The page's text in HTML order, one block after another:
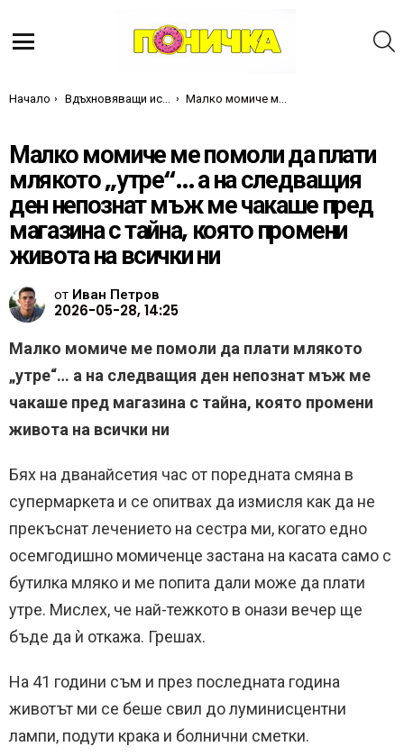
Ти си тук:
Начало Вдъхновяващи истории Малко момиче ме помоли да плати млякото „утре“… а на следващия ден непознат мъж ме чакаше пред магазина с тайна, която промени живота на всички ни
Малко момиче ме помоли да плати
млякото „утре“… а на следващия
ден непознат мъж ме чакаше пред
магазина с тайна, която промени
живота на всички ни
от Иван Петров
2026-05-28, 14:25
Малко момиче ме помоли да плати млякото
„утре“… а на следващия ден непознат мъж ме
чакаше пред магазина с тайна, която промени
живота на всички ни
Бях на дванайсетия час от поредната смяна в
супермаркета и се опитвах да измисля как да не
прекъснат лечението на сестра ми, когато едно
осемгодишно момиченце застана на касата само с
бутилка мляко и ме попита дали може да плати
утре. Мислех, че най-тежкото в онази вечер ще
бъде да ѝ откажа. Грешах.
На 41 години съм и през последната година
животът ми се беше свил до луминисцентни
лампи, подути крака и болнични сметки.